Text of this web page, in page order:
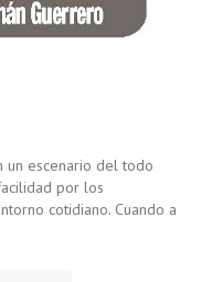
un escenario del todo
por los
cotidiano. Cuando a